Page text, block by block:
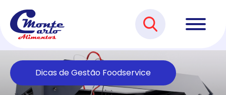
Dicas de Gestão Foodservice